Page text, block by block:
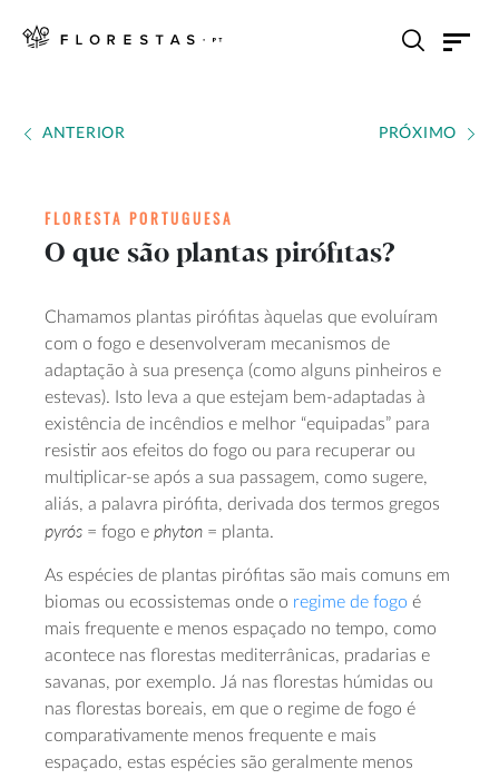
ANTERIOR PRÓXIMO
FLORESTA PORTUGUESA
O que são plantas pirófitas?
Chamamos plantas pirófitas àquelas que evoluíram
com o fogo e desenvolveram mecanismos de
adaptação à sua presença (como alguns pinheiros e
estevas). Isto leva a que estejam bem-adaptadas à
existência de incêndios e melhor “equipadas” para
resistir aos efeitos do fogo ou para recuperar ou
multiplicar-se após a sua passagem, como sugere,
aliás, a palavra pirófita, derivada dos termos gregos
pyrós = fogo e phyton = planta.
As espécies de plantas pirófitas são mais comuns em
biomas ou ecossistemas onde o regime de fogo é
mais frequente e menos espaçado no tempo, como
acontece nas florestas mediterrânicas, pradarias e
savanas, por exemplo. Já nas florestas húmidas ou
nas florestas boreais, em que o regime de fogo é
comparativamente menos frequente e mais
espaçado, estas espécies são geralmente menos